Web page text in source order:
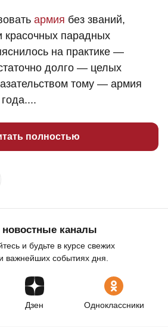
армия без званий,
красочных парадных
на практике —
долго — целых
тому — армия
полностью
каналы
и будьте в курсе свежих
важнейших событиях дня.
Дзен Одноклассники